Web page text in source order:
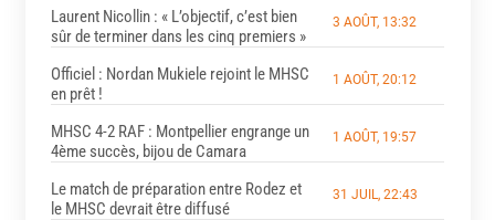
Laurent Nicollin : « L’objectif, c’est bien
sûr de terminer dans les cinq premiers »
3 AOÛT, 13:32
Officiel : Nordan Mukiele rejoint le MHSC
en prêt !
1 AOÛT, 20:12
MHSC 4-2 RAF : Montpellier engrange un
4ème succès, bijou de Camara
1 AOÛT, 19:57
Le match de préparation entre Rodez et
le MHSC devrait être diffusé
31 JUIL, 22:43